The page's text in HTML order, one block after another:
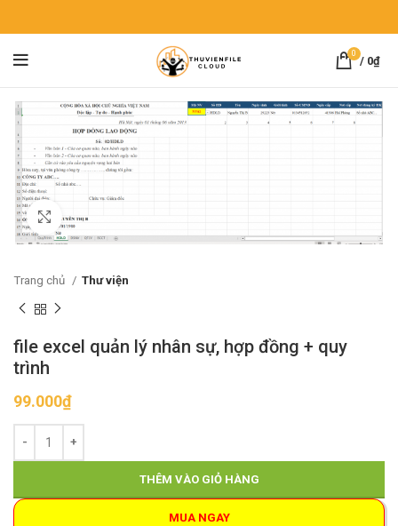
0
/ 0₫
Click to enlarge
Trang chủ Thư viện
file excel quản lý nhân sự, hợp đồng + quy
trình
99.000₫
THÊM VÀO GIỎ HÀNG
MUA NGAY